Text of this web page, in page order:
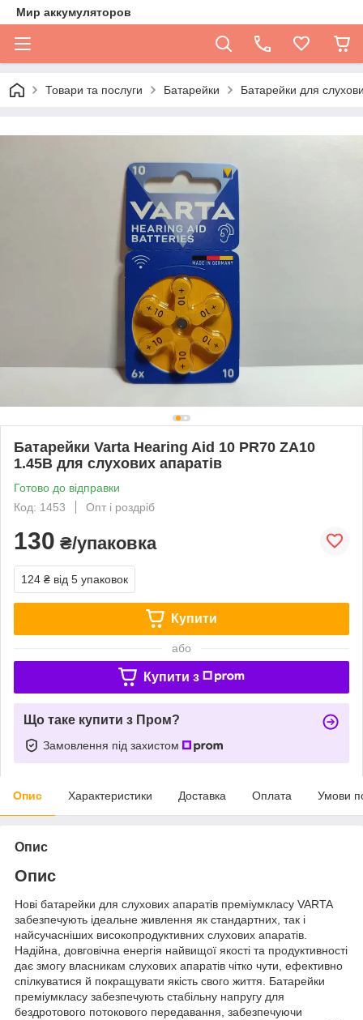
Мир аккумуляторов
Товари та послуги Батарейки Батарейки для
Батарейки Varta Hearing Aid 10 PR70 ZA10
1.45В для слухових апаратів
Готово до відправки
Код: 1453
Опт і роздріб
130 ₴/упаковка
124 ₴ від 5 упаковок
Купити
або
Купити з
Що таке купити з Пром?
Замовлення під захистом
Опис Характеристики Доставка Оплата Умови
Опис
Опис
Нові батарейки для слухових апаратів преміумкласу VARTA
забезпечують ідеальне живлення як стандартних, так і
найсучасніших високопродуктивних слухових апаратів.
Надійна, довговічна енергія найвищої якості та продуктивності
дає змогу власникам слухових апаратів чітко чути, ефективно
спілкуватися й покращувати якість свого життя. Батарейки
преміумкласу забезпечують стабільну напругу для
бездротового потокового передавання, забезпечуючи